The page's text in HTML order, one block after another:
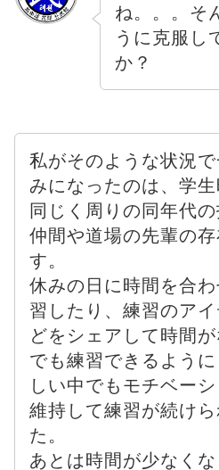
ね。。。そ
うに克服し
か？
私がそのような状況
みになったのは、学生
同じく周りの同年代の
仲間や道場の先輩の
す。
休みの日に時間を合
習したり、練習のア
どをシェアして時間
でも練習できるよう
しい中でもモチベー
維持して練習が続けら
た。
あとは時間が少なく